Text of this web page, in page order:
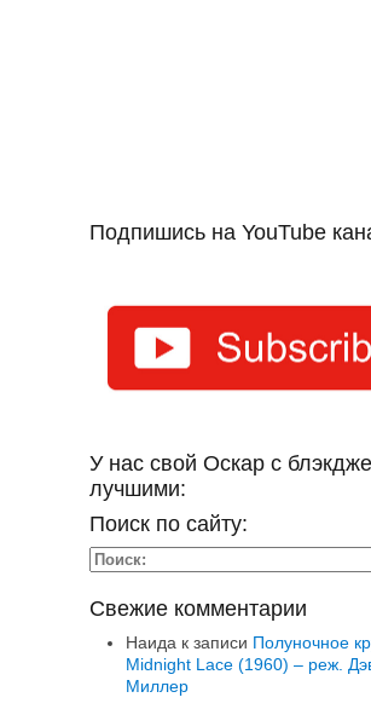
Подпишись на YouTube
У нас свой Оскар с
лучшими:
Поиск по сайту:
Свежие комментарии
Наида к записи Полуночное
Midnight Lace (1960) – реж.
Миллер